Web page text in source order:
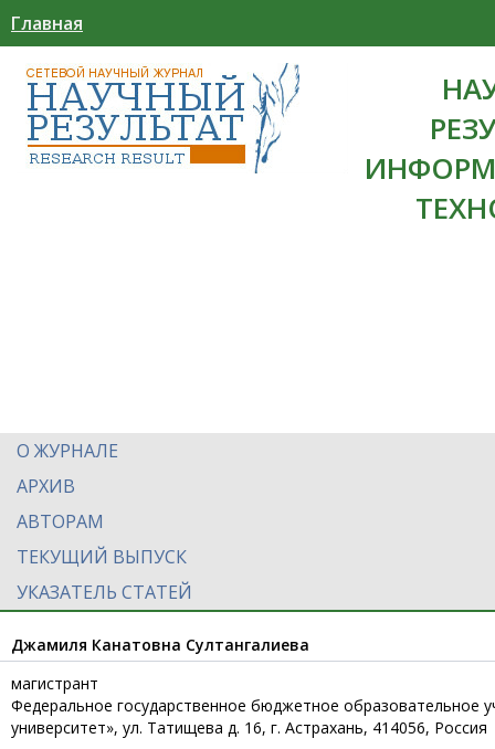
Главная
О ЖУРНАЛЕ
АРХИВ
АВТОРАМ
ТЕКУЩИЙ ВЫПУСК
УКАЗАТЕЛЬ СТАТЕЙ
Джамиля Канатовна Султангалиева
магистрант
Федеральное государственное бюджетное образовательное
университет», ул. Татищева д. 16, г. Астрахань, 414056, Россия